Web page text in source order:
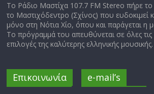
Το Ράδιο Μαστίχα 107.7 FM Stereo πήρε
το Μαστιχόδεντρο (Σχίνος) που ευδοκιμεί
μόνο στη Νότια Χίο, όπου και παράγεται η
Το πρόγραμμά του απευθύνεται σε όλες τις
επιλογές της καλύτερης ελληνικής μουσικής.
Επικοινωνία e-mail’s